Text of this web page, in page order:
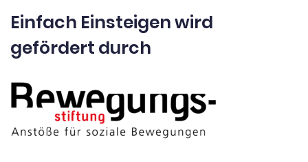
Einfach Einsteigen wird
gefördert durch